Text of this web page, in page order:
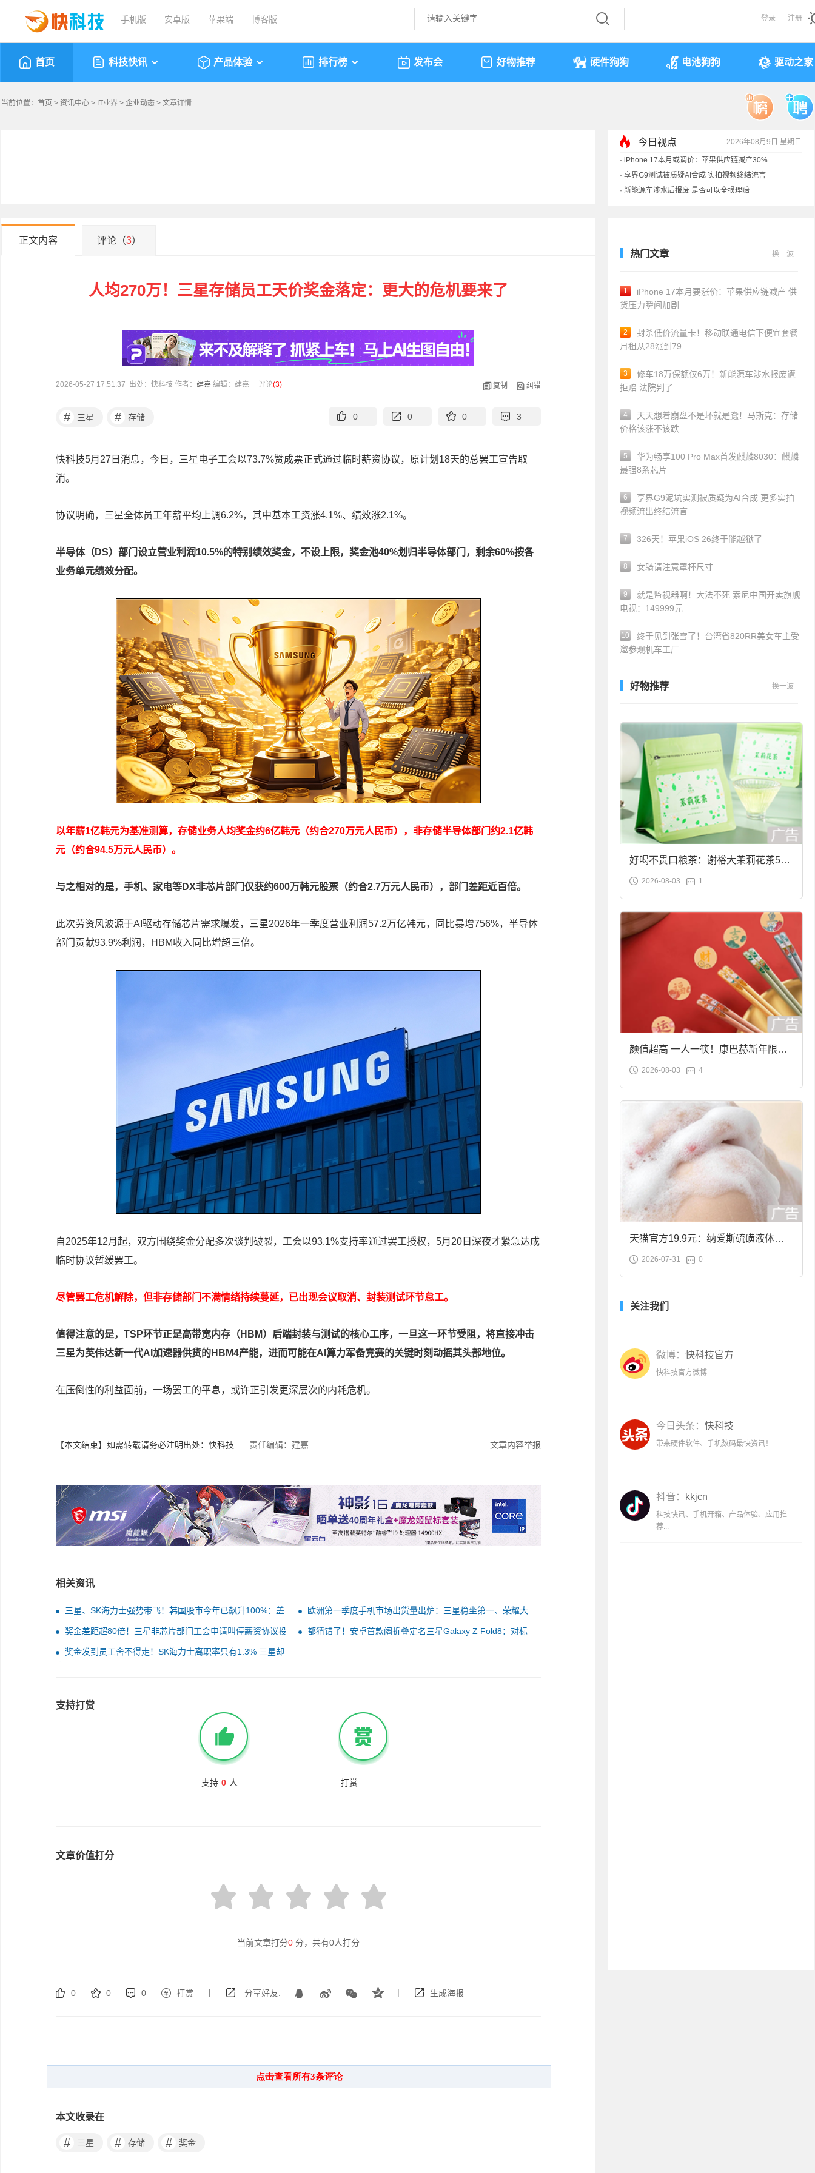
手机版 安卓版 苹果端 博客版 登录 注册
首页 科技快讯 产品体验 排行榜 发布会 好物推荐 硬件狗狗 电池狗狗 驱动之家
当前位置： 首页 > 资讯中心 > IT业界 > 企业动态 > 文章详情
今日视点 2026年08月9日 星期日
· iPhone 17本月或调价：苹果供应链减产30%
· 享界G9测试被质疑AI合成 实拍视频终结流言
· 新能源车涉水后报废 是否可以全损理赔
正文内容 评论（3）
人均270万！三星存储员工天价奖金落定：更大的危机要来了
2026-05-27 17:51:37 出处：快科技 作者： 建嘉 编辑：建嘉 评论(3) 复制 纠错
# 三星 # 存储 0 0 0 3
快科技5月27日消息，今日，三星电子工会以73.7%赞成票正式通过临时薪资协议，原计划18天的总罢工宣告取
消。
协议明确，三星全体员工年薪平均上调6.2%，其中基本工资涨4.1%、绩效涨2.1%。
半导体（DS）部门设立营业利润10.5%的特别绩效奖金，不设上限，奖金池40%划归半导体部门，剩余60%按各
业务单元绩效分配。
以年薪1亿韩元为基准测算，存储业务人均奖金约6亿韩元（约合270万元人民币），非存储半导体部门约2.1亿韩
元（约合94.5万元人民币）。
与之相对的是，手机、家电等DX非芯片部门仅获约600万韩元股票（约合2.7万元人民币），部门差距近百倍。
此次劳资风波源于AI驱动存储芯片需求爆发，三星2026年一季度营业利润57.2万亿韩元，同比暴增756%，半导体
部门贡献93.9%利润，HBM收入同比增超三倍。
自2025年12月起，双方围绕奖金分配多次谈判破裂，工会以93.1%支持率通过罢工授权，5月20日深夜才紧急达成
临时协议暂缓罢工。
尽管罢工危机解除，但非存储部门不满情绪持续蔓延，已出现会议取消、封装测试环节怠工。
值得注意的是，TSP环节正是高带宽内存（HBM）后端封装与测试的核心工序，一旦这一环节受阻，将直接冲击
三星为英伟达新一代AI加速器供货的HBM4产能，进而可能在AI算力军备竞赛的关键时刻动摇其头部地位。
在压倒性的利益面前，一场罢工的平息，或许正引发更深层次的内耗危机。
【本文结束】如需转载请务必注明出处：快科技 责任编辑：建嘉 文章内容举报
相关资讯
三星、SK海力士强势带飞！韩国股市今年已飙升100%：盖
过互联网泡沫时期
欧洲第一季度手机市场出货量出炉：三星稳坐第一、荣耀大
涨超60%
奖金差距超80倍！三星非芯片部门工会申请叫停薪资协议投
都猜错了！安卓首款阔折叠定名三星Galaxy Z Fold8：对标
奖金发到员工舍不得走！SK海力士离职率只有1.3% 三星却
支持打赏
支持 0 人 打赏
文章价值打分
当前文章打分0 分，共有0人打分
0 0 0 打赏 | 分享好友: | 生成海报
本文收录在
# 三星 # 存储 # 奖金
热门文章 换一波
1
iPhone 17本月要涨价：苹果供应链减产 供
货压力瞬间加剧
2
封杀低价流量卡！移动联通电信下便宜套餐
月租从28涨到79
3
修车18万保额仅6万！新能源车涉水报废遭
拒赔 法院判了
4
天天想着崩盘不是坏就是蠢！马斯克：存储
价格该涨不该跌
5
华为畅享100 Pro Max首发麒麟8030：麒麟
最强8系芯片
6
享界G9泥坑实测被质疑为AI合成 更多实拍
视频流出终结流言
7 326天！苹果iOS 26终于能越狱了
8 女骑请注意罩杯尺寸
9
就是监视器啊！大法不死 索尼中国开卖旗舰
电视：149999元
10
终于见到张雪了！台湾省820RR美女车主受
邀参观机车工厂
好物推荐 换一波
好喝不贵口粮茶：谢裕大茉莉花茶50g
袋装9.9元到手
2026-08-03 1
颜值超高 一人一筷！康巴赫新年限定
合金筷子大促：19.9元
2026-08-03 4
天猫官方19.9元：纳爱斯硫磺液体香
皂2斤大促
2026-07-31 0
关注我们
微博： 快科技官方
快科技官方微博
今日头条： 快科技
带来硬件软件、手机数码最快资讯！
抖音： kkjcn
科技快讯、手机开箱、产品体验、应用推
荐...